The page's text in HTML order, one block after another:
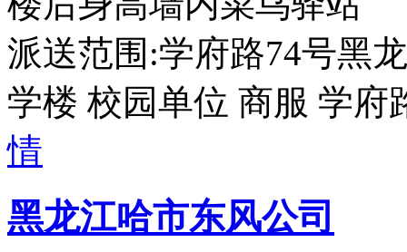
派送范围:学府路74号黑
学楼 校园单位 商服 学府
情
黑龙江哈市东风公司